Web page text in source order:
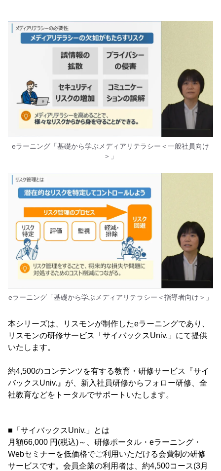
eラーニング「基礎から学ぶメディアリテラシー＜一般社員向け
＞」
eラーニング「基礎から学ぶメディアリテラシー＜指導者向け＞」
本シリーズは、リスモンが制作したeラーニングであり、
リスモンの研修サービス「サイバックスUniv.」にて提供
いたします。
約4,500のコンテンツを有する教育・研修サービス『サイ
バックスUniv.』が、新入社員研修からフォロー研修、全
社教育などをトータルでサポートいたします。
■「サイバックスUniv.」とは
月額66,000 円(税込)～、研修ポータル・eラーニング・
Webセミナーを低価格でご利用いただける会費制の研修
サービスです。会員企業の利用者は、約4,500コース(3月